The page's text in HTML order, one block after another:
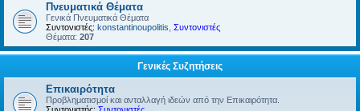
Πνευματικά Θέματα
Γενικά Πνευματικά Θέματα
Συντονιστές: konstantinoupolitis Συντονιστές
Θέματα: 207
Γενικές Συζητήσεις
Επικαιρότητα
Προβληματισμοί και ανταλλαγή ιδεών από την Επικαιρότητα.